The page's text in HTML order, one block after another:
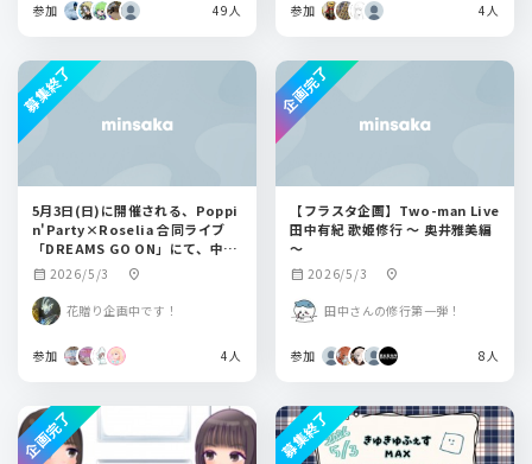
参加 49人 参加 4人
5月3日(日)に開催される、Poppi
n'Party×Roselia 合同ライブ
「DREAMS GO ON」にて、中島
由貴さん宛てにフラスタを贈る企
画です。
calendar_month 2026/5/3 location_on
花贈り企画中です！
参加 4人
募集終了
【フラスタ企画】Two-man Live
田中有紀 歌姫修行 ～ 奥井雅美編
～
calendar_month 2026/5/3 location_on
田中さんの修行第一弾！
参加 8人
企画完了
企画完了 募集終了